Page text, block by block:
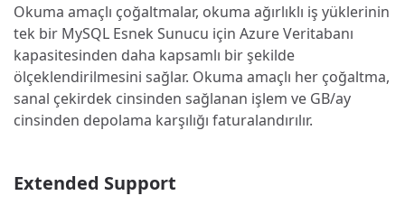
Okuma amaçlı çoğaltmalar, okuma ağırlıklı iş yüklerinin
tek bir MySQL Esnek Sunucu için Azure Veritabanı
kapasitesinden daha kapsamlı bir şekilde
ölçeklendirilmesini sağlar. Okuma amaçlı her çoğaltma,
sanal çekirdek cinsinden sağlanan işlem ve GB/ay
cinsinden depolama karşılığı faturalandırılır.
Extended Support